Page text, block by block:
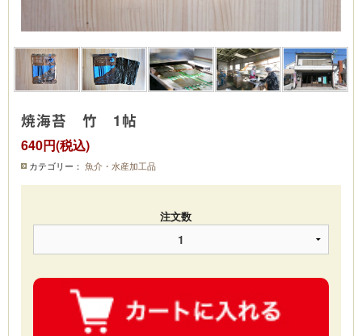
焼海苔 竹 1帖
640円(税込)
カテゴリー： 魚介・水産加工品
注文数